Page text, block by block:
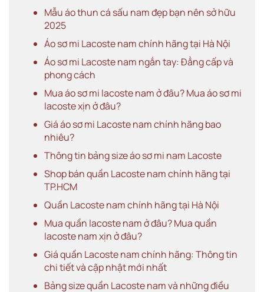
Mẫu áo thun cá sấu nam đẹp bạn nên sở hữu
2025
Áo sơ mi Lacoste nam chính hãng tại Hà Nội
Áo sơ mi Lacoste nam ngắn tay: Đẳng cấp và
phong cách
Mua áo sơ mi lacoste nam ở đâu? Mua áo sơ mi
lacoste xịn ở đâu?
Giá áo sơ mi Lacoste nam chính hãng bao
nhiêu?
Thông tin bảng size áo sơ mi nam Lacoste
Shop bán quần Lacoste nam chính hãng tại
TP.HCM
Quần Lacoste nam chính hãng tại Hà Nội
Mua quần lacoste nam ở đâu? Mua quần
lacoste nam xịn ở đâu?
Giá quần Lacoste nam chính hãng: Thông tin
chi tiết và cập nhật mới nhất
Bảng size quần Lacoste nam và những điều